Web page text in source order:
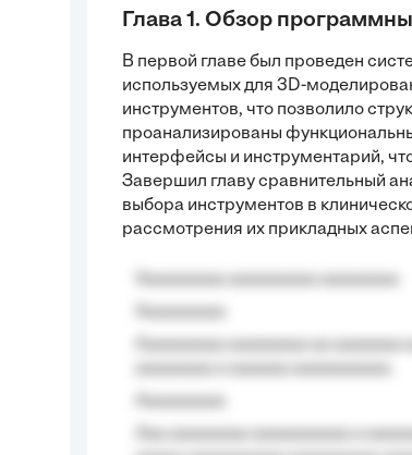
Глава 1. Обзор
В первой главе был проведен
используемых для 3D-
инструментов, что позволило
проанализированы
интерфейсы и инструментарий,
Завершил главу сравнительный
выбора инструментов в
рассмотрения их прикладных